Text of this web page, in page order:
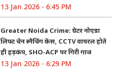
13 Jan 2026 - 6:45 PM
Greater Noida Crime: ग्रेटर नोएडा
लिफ्ट चेन स्नैचिंग केस, CCTV वायरल होते
ही हड़कंप, SHO-ACP पर गिरी गाज
13 Jan 2026 - 6:29 PM